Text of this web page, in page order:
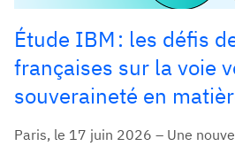
Étude IBM : les défis
françaises sur la voie
souveraineté en
Paris, le 17 juin 2026 – Une